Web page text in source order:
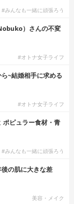
#みんなも一緒に頑張ろう
）さんの不変
#オトナ女子ライフ
~結婚相手に求める
#オトナ女子ライフ
ポピュラー食材・青
#みんなも一緒に頑張ろう
の肌に大きな差
美容・メイク